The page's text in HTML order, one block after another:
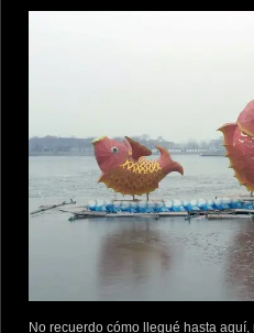
No recuerdo cómo llegué hasta